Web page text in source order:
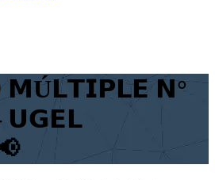
𝗠Ú𝗟𝗧𝗜𝗣𝗟𝗘 𝗡°
𝗨𝗚𝗘𝗟